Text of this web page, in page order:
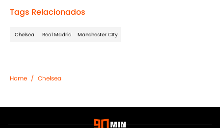
Tags Relacionados
Chelsea Real Madrid Manchester CIty
Home / Chelsea